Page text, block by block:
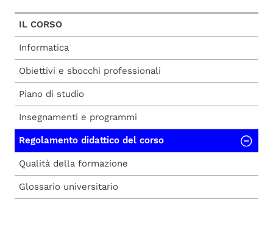
IL CORSO
Informatica
Obiettivi e sbocchi professionali
Piano di studio
Insegnamenti e programmi
Regolamento didattico del corso
Qualità della formazione
Glossario universitario